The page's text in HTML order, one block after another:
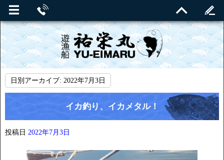
日別アーカイブ: 2022年7月3日
イカ釣り、イカメタル！
投稿日 2022年7月3日